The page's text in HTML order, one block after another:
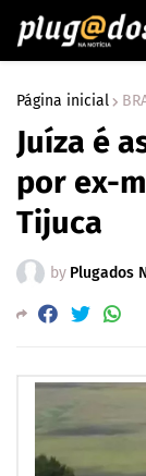
Página inicial
Juíza é
por ex-
Tijuca
by Plugados